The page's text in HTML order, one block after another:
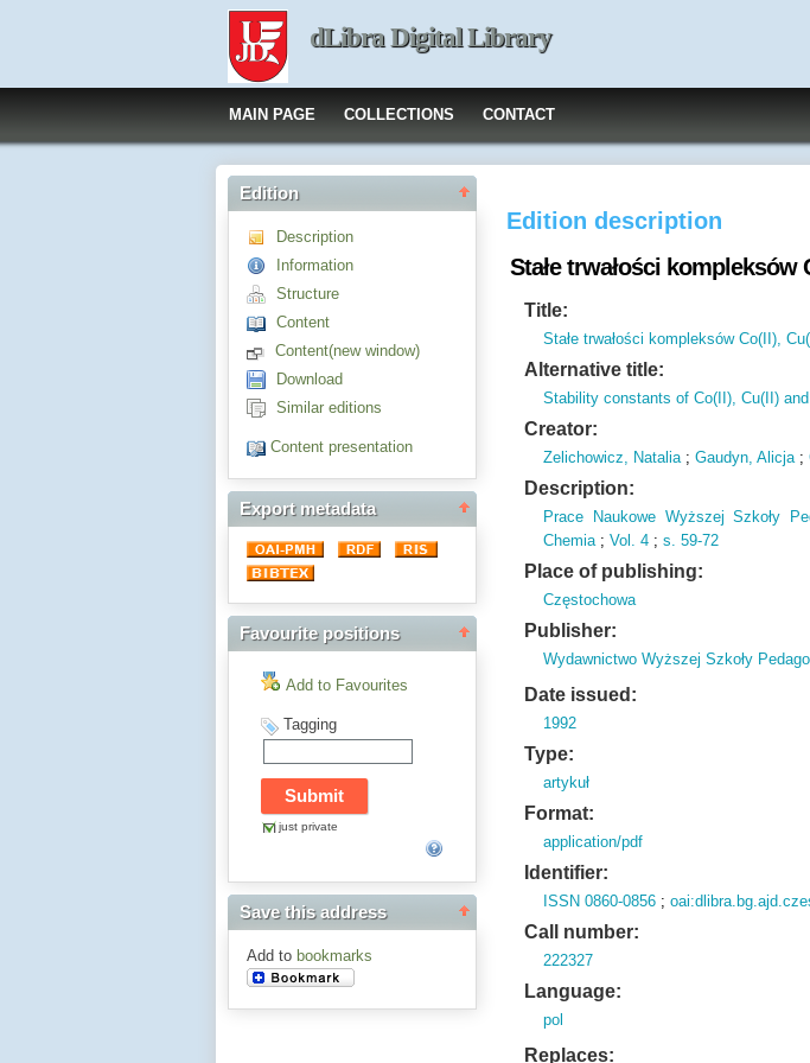
dLibra Digital Library
MAIN PAGE COLLECTIONS CONTACT
Edition
Description
Information
Structure
Content
Content(new window)
Download
Similar editions
Content presentation
Export metadata
Favourite positions
Add to Favourites
Tagging
just private
Save this address
Add to bookmarks
Edition description
Stałe trwałości kompleksów
Title:
Stałe trwałości kompleksów Co(II),
Alternative title:
Stability constants of Co(II), Cu(II)
Creator:
Zelichowicz, Natalia;Gaudyn, Alicja;
Description:
Prace Naukowe Wyższej Szkoły
Chemia;Vol. 4 ;s. 59-72
Place of publishing:
Częstochowa
Publisher:
Wydawnictwo Wyższej Szkoły
Date issued:
1992
Type:
artykuł
Format:
application/pdf
Identifier:
ISSN 0860-0856 ;
Call number:
222327
Language:
pol
Replaces: